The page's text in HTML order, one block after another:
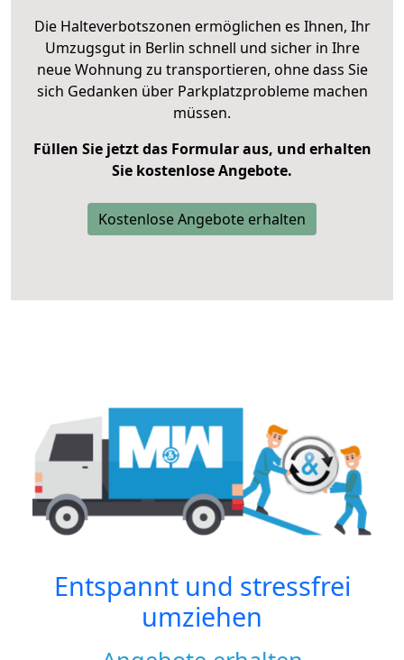
Die Halteverbotszonen ermöglichen es Ihnen, Ihr
Umzugsgut in Berlin schnell und sicher in Ihre
neue Wohnung zu transportieren, ohne dass Sie
sich Gedanken über Parkplatzprobleme machen
müssen.
Füllen Sie jetzt das Formular aus, und erhalten
Sie kostenlose Angebote.
Kostenlose Angebote erhalten
Entspannt und stressfrei
umziehen